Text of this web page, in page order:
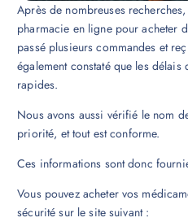
Après de nombreuses
pharmacie en ligne pour acheter
passé plusieurs commandes et
également constaté que les
rapides.
Nous avons aussi vérifié le nom
priorité, et tout est conforme.
Ces informations sont donc
Vous pouvez acheter vos
sécurité sur le site suivant :